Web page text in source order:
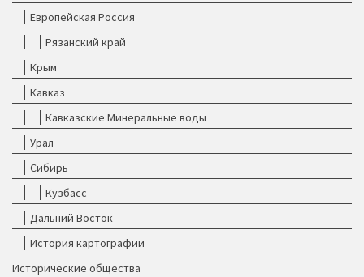
Европейская Россия
Рязанский край
Крым
Кавказ
Кавказские Минеральные воды
Урал
Сибирь
Кузбасс
Дальний Восток
История картографии
Исторические общества